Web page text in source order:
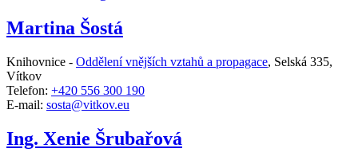
Martina Šostá
Knihovnice - Oddělení vnějších vztahů a propagace, Selská 335,
Vítkov
Telefon: +420 556 300 190
E-mail: sosta@vitkov.eu
Ing. Xenie Šrubařová